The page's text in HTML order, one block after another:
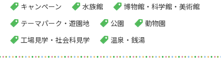
キャンペーン 水族館
博物館・科学館・美術館
テーマパーク・遊園地
公園
動物園
工場見学・社会科見学
温泉・銭湯